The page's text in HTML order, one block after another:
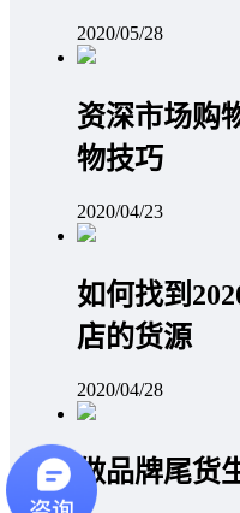
2020/05/28
资深市场购
物技巧
2020/04/23
如何找到
店的货源
2020/04/28
做品牌尾货